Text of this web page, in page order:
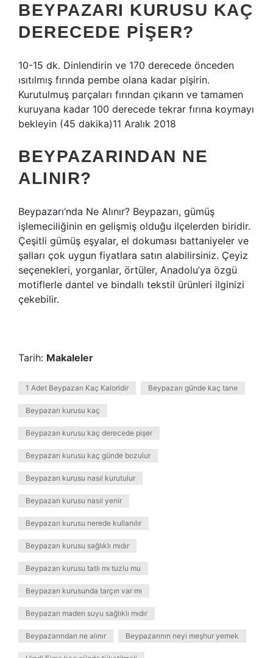
BEYPAZARI KURUSU KAÇ
DERECEDE PIŞER?
10-15 dk. Dinlendirin ve 170 derecede önceden
ısıtılmış fırında pembe olana kadar pişirin.
Kurutulmuş parçaları fırından çıkarın ve tamamen
kuruyana kadar 100 derecede tekrar fırına koymayı
bekleyin (45 dakika)11 Aralık 2018
BEYPAZARINDAN NE
ALINIR?
Beypazarı’nda Ne Alınır? Beypazarı, gümüş
işlemeciliğinin en gelişmiş olduğu ilçelerden biridir.
Çeşitli gümüş eşyalar, el dokuması battaniyeler ve
şalları çok uygun fiyatlara satın alabilirsiniz. Çeyiz
seçenekleri, yorganlar, örtüler, Anadolu’ya özgü
motiflerle dantel ve bindallı tekstil ürünleri ilginizi
çekebilir.
Tarih: Makaleler
1 Adet Beypazarı Kaç Kaloridir Beypazarı günde kaç tane
Beypazarı kurusu kaç
Beypazarı kurusu kaç derecede pişer
Beypazarı kurusu kaç günde bozulur
Beypazarı kurusu nasıl kurutulur
Beypazarı kurusu nasıl yenir
Beypazarı kurusu nerede kullanılır
Beypazarı kurusu sağlıklı mıdır
Beypazarı kurusu tatlı mı tuzlu mu
Beypazarı kurusunda tarçın var mı
Beypazarı maden suyu sağlıklı mıdır
Beypazarından ne alınır Beypazarının neyi meşhur yemek